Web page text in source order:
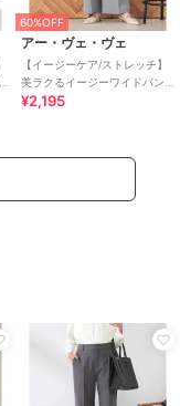
60%OFF
アー・ヴェ・ヴェ
【イージーケア/ストレッチ】
美ラクるイージーワイドパン
ツ
¥2,195